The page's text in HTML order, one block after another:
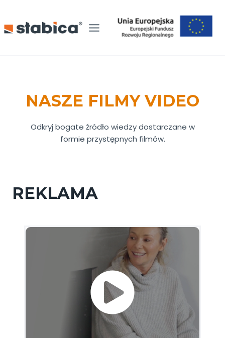
treści
NASZE FILMY VIDEO
Odkryj bogate źródło wiedzy dostarczane w
formie przystępnych filmów.
REKLAMA